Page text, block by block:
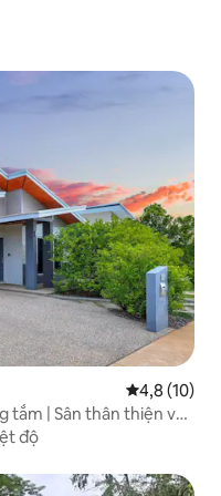
Xếp hạng
4,8 (10)
tắm | Sân thân thiện với
độ